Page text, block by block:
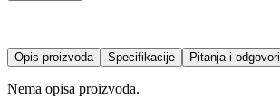
Opis proizvoda Specifikacije Pitanja i odgovori
Nema opisa proizvoda.